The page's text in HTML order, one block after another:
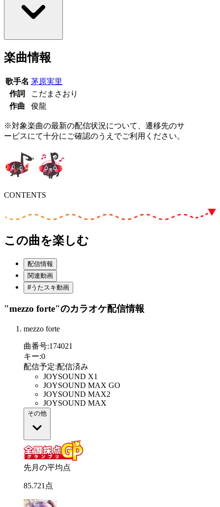
楽曲情報
歌手名 茅原実里
作詞
こだまさおり
作曲
俊龍
※対象楽曲の最新の配信状況について、遷移先のサ
ービスにて十分にご確認のうえでご利用ください。
CONTENTS
この曲を楽しむ
配信情報
関連動画
#うたスキ動画
"mezzo forte"のカラオケ配信情報
mezzo forte
曲番号:174021
キー:0
配信予定:配信済み
JOYSOUND X1
JOYSOUND MAX GO
JOYSOUND MAX2
JOYSOUND MAX
その他
先月の平均点
85.721 点